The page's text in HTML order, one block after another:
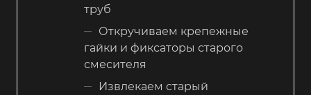
труб
Откручиваем крепежные
гайки и фиксаторы старого
смесителя
Извлекаем старый